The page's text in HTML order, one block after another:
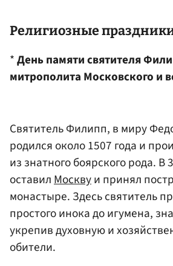
Религиозные
*День памяти святителя
митрополита Московского и
Святитель Филипп, в миру
родился около 1507 года и
из знатного боярского рода. В
оставил Москвуи принял
монастыре. Здесь святитель
простого инока до игумена,
укрепив духовную и
обители.